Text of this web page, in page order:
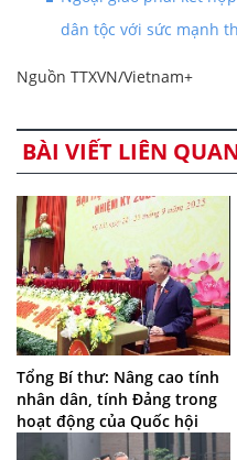
dân tộc với sức mạnh
Nguồn TTXVN/Vietnam+
BÀI VIẾT LIÊN
Tổng Bí thư: Nâng cao tính
nhân dân, tính Đảng trong
hoạt động của Quốc hội